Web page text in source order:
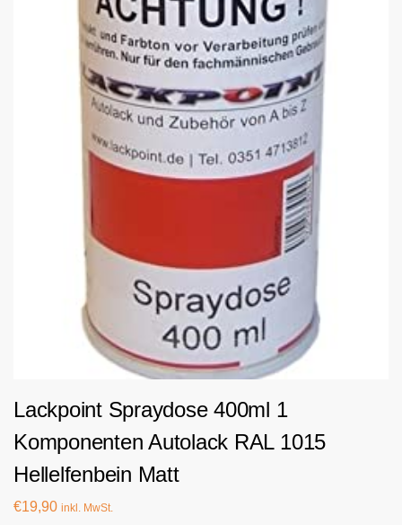
Lackpoint Spraydose 400ml 1
Komponenten Autolack RAL 1015
Hellelfenbein Matt
€19,90 inkl. MwSt.